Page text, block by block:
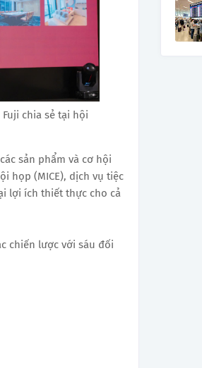
Fuji chia sẻ tại hội
sản phẩm và cơ hội
họp (MICE), dịch vụ tiệc
lợi ích thiết thực cho cả
chiến lược với sáu đối